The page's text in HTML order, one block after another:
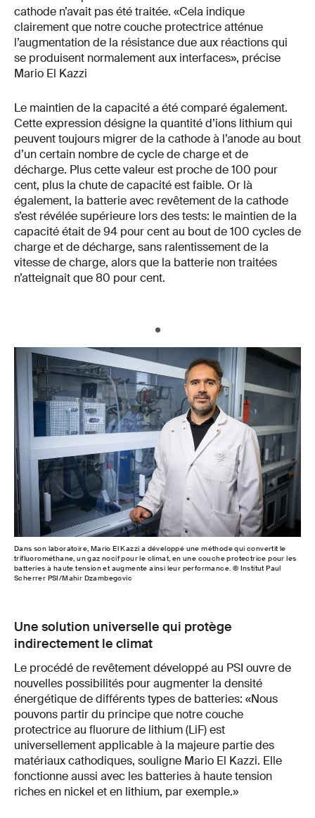
cathode n’avait pas été traitée. «Cela indique
clairement que notre couche protectrice atténue
l’augmentation de la résistance due aux réactions qui
se produisent normalement aux interfaces», précise
Mario El Kazzi
Le maintien de la capacité a été comparé également.
Cette expression désigne la quantité d’ions lithium qui
peuvent toujours migrer de la cathode à l’anode au bout
d’un certain nombre de cycle de charge et de
décharge. Plus cette valeur est proche de 100 pour
cent, plus la chute de capacité est faible. Or là
également, la batterie avec revêtement de la cathode
s’est révélée supérieure lors des tests: le maintien de la
capacité était de 94 pour cent au bout de 100 cycles de
charge et de décharge, sans ralentissement de la
vitesse de charge, alors que la batterie non traitées
n’atteignait que 80 pour cent.
Dans son laboratoire, Mario El Kazzi a développé une méthode qui convertit le
trifluorométhane, un gaz nocif pour le climat, en une couche protectrice pour les
batteries à haute tension et augmente ainsi leur performance. © Institut Paul
Scherrer PSI/Mahir Dzambegovic
Une solution universelle qui protège
indirectement le climat
Le procédé de revêtement développé au PSI ouvre de
nouvelles possibilités pour augmenter la densité
énergétique de différents types de batteries: «Nous
pouvons partir du principe que notre couche
protectrice au fluorure de lithium (LiF) est
universellement applicable à la majeure partie des
matériaux cathodiques, souligne Mario El Kazzi. Elle
fonctionne aussi avec les batteries à haute tension
riches en nickel et en lithium, par exemple.»